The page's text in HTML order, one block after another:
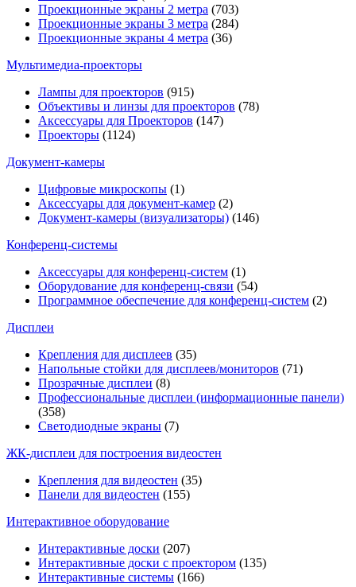
Проекционные экраны 2 метра (703)
Проекционные экраны 3 метра (284)
Проекционные экраны 4 метра (36)
Мультимедиa-проекторы
Лампы для проекторов (915)
Объективы и линзы для проекторов (78)
Аксессуары для Проекторов (147)
Проекторы (1124)
Документ-камеры
Цифровые микроскопы (1)
Аксессуары для документ-камер (2)
Документ-камеры (визуализаторы) (146)
Конференц-системы
Аксессуары для конференц-систем (1)
Оборудование для конференц-связи (54)
Программное обеспечение для конференц-систем (2)
Дисплеи
Крепления для дисплеев (35)
Напольные стойки для дисплеев/мониторов (71)
Прозрачные дисплеи (8)
Профессиональные дисплеи (информационные панели)
(358)
Светодиодные экраны (7)
ЖК-дисплеи для построения видеостен
Крепления для видеостен (35)
Панели для видеостен (155)
Интерактивное оборудование
Интерактивные доски (207)
Интерактивные доски с проектором (135)
Интерактивные системы (166)